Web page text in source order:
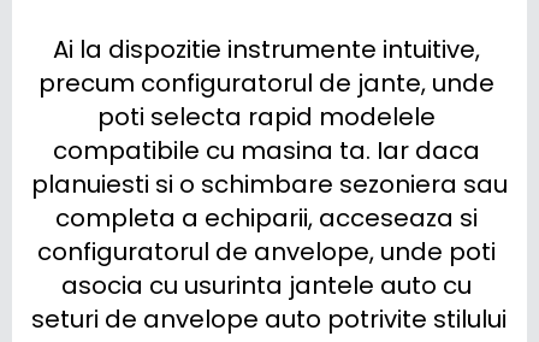
Ai la dispozitie instrumente intuitive,
precum configuratorul de jante, unde
poti selecta rapid modelele
compatibile cu masina ta. Iar daca
planuiesti si o schimbare sezoniera sau
completa a echiparii, acceseaza si
configuratorul de anvelope, unde poti
asocia cu usurinta jantele auto cu
seturi de anvelope auto potrivite stilului